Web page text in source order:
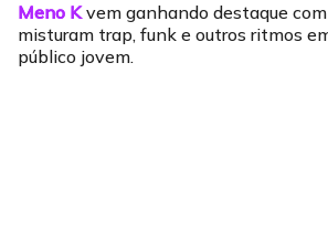
Meno Kvem ganhando destaque
misturam trap, funk e outros ritmos
público jovem.